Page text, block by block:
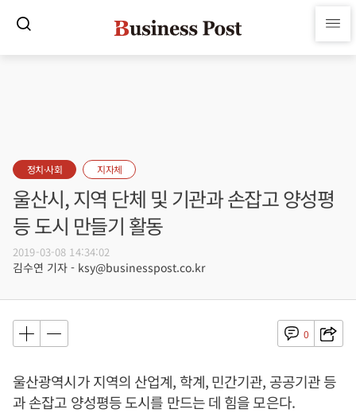
정치·사회 지자체
울산시, 지역 단체 및 기관과 손잡고 양성평
등 도시 만들기 활동
2019-03-08 14:34:02
김수연 기자 - ksy@businesspost.co.kr
0
울산광역시가 지역의 산업계, 학계, 민간기관, 공공기관 등
과 손잡고 양성평등 도시를 만드는 데 힘을 모은다.